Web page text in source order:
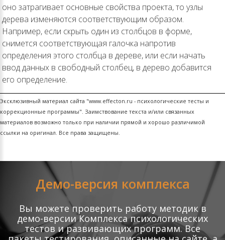
оно затрагивает основные свойства проекта, то узлы
дерева изменяются соответствующим образом.
Например, если скрыть один из столбцов в форме,
снимется соответствующая галочка напротив
определения этого столбца в дереве, или если начать
ввод данных в свободный столбец, в дерево добавится
его определение.
Эксклюзивный материал сайта "www.effecton.ru - психологические тесты и
коррекционные программы". Заимствование текста и/или связанных
материалов возможно только при наличии прямой и хорошо различимой
ссылки на оригинал. Все права защищены.
Демо-версия комплекса
Вы можете проверить работу методик в
демо-версии Комплекса психологических
тестов и развивающих программ. Все